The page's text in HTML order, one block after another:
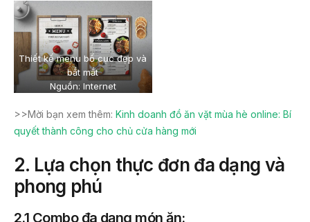
Thiết kế menu bố cục đẹp và
bắt mắt
Nguồn: Internet
>>Mời bạn xem thêm: Kinh doanh đồ ăn vặt mùa hè online: Bí
quyết thành công cho chủ cửa hàng mới
2. Lựa chọn thực đơn đa dạng và
phong phú
2.1 Combo đa dạng món ăn: